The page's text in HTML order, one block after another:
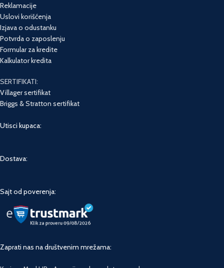
Reklamacije
Uslovi korišćenja
Izjava o odustanku
Potvrda o zaposlenju
Formular za kredite
Kalkulator kredita
SERTIFIKATI:
Villager sertifikat
Briggs & Stratton sertifikat
Utisci kupaca:
Dostava:
Sajt od poverenja:
Zaprati nas na društvenim mrežama: